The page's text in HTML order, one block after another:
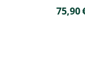
75,90